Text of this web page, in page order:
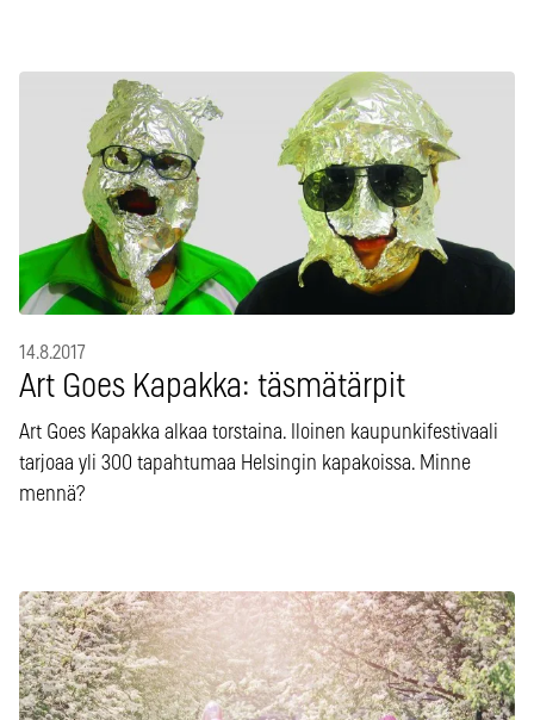
14.8.2017
Art Goes Kapakka: täsmätärpit
Art Goes Kapakka alkaa torstaina. Iloinen kaupunkifestivaali
tarjoaa yli 300 tapahtumaa Helsingin kapakoissa. Minne
mennä?